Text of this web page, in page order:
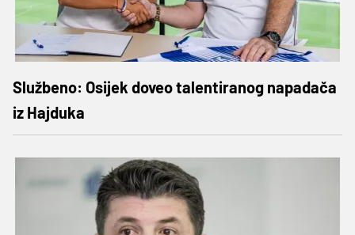
Službeno: Osijek doveo talentiranog napadača
iz Hajduka